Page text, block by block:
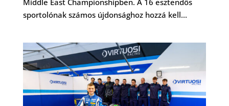
sportolónak számos újdonsághoz hozzá kell...